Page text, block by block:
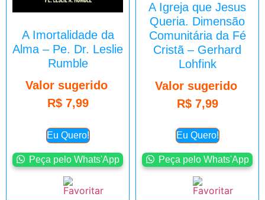
A Imortalidade da
Alma – Pe. Dr. Leslie
Rumble
Valor sugerido
R$7,99
Eu Quero!
Peça pelo Whats'App
A Igreja que Jesus
Queria. Dimensão
Comunitária da Fé
Cristã – Gerhard
Lohfink
Valor sugerido
R$7,99
Eu Quero!
Peça pelo Whats'App